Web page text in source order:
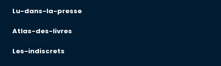
Lu-dans-la-presse
Atlas-des-livres
Les-indiscrets